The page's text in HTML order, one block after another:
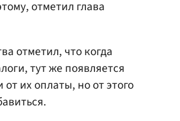
отметил глава
отметил, что когда
тут же появляется
их оплаты, но от этого